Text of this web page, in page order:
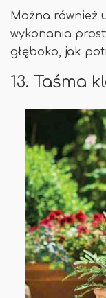
Można również
wykonania
głęboko, jak
13. Taśma